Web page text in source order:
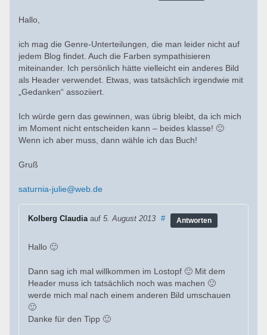
Hallo,
ich mag die Genre-Unterteilungen, die man leider nicht auf
jedem Blog findet. Auch die Farben sympathisieren
miteinander. Ich persönlich hätte vielleicht ein anderes Bild
als Header verwendet. Etwas, was tatsächlich irgendwie mit
„Gedanken“ assoziiert.
Ich würde gern das gewinnen, was übrig bleibt, da ich mich
im Moment nicht entscheiden kann – beides klasse! 🙂
Wenn ich aber muss, dann wähle ich das Buch!
Gruß
saturnia-julie@web.de
Kolberg Claudiaauf 5. August 2013 # Antworten
Hallo 🙂
Dann sag ich mal willkommen im Lostopf 🙂 Mit dem
Header muss ich tatsächlich noch was machen 🙂
werde mich mal nach einem anderen Bild umschauen
🙂
Danke für den Tipp 🙂